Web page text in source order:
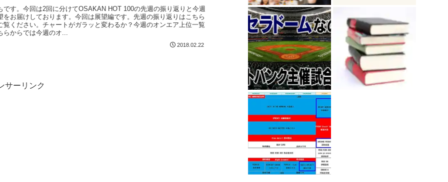
です。今回は2回に分けてOSAKAN HOT 100の先週の振り返りと今週
をお届けしております。今回は展望編です。先週の振り返りはこちら
覧ください。チャートがガラッと変わるか？今週のオンエア上位一覧
らからでは今週のオ...
2018.02.22
サーリンク